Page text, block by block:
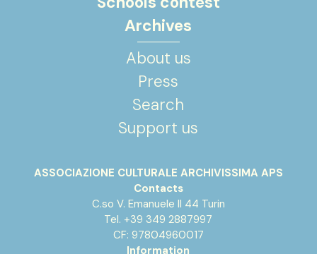
Archives
About us
Press
Search
Support us
ASSOCIAZIONE CULTURALE ARCHIVISSIMA APS
Contacts
C.so V. Emanuele II 44 Turin
Tel. +39 349 2887997
CF: 97804960017
Information